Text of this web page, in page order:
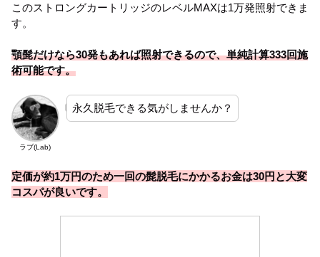
このストロングカートリッジのレベルMAXは1万発照射できま
す。
顎髭だけなら30発もあれば照射できるので、単純計算333回施
術可能です。
ラブ(Lab)
永久脱毛できる気がしませんか？
定価が約1万円のため一回の髭脱毛にかかるお金は30円と大変
コスパが良いです。